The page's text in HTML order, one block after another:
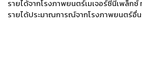
รายได้จากโรงภาพยนตร์เมเจอร์ซีนีเพล็กซ์
รายได้ประมาณการณ์จากโรงภาพยนตร์อื่